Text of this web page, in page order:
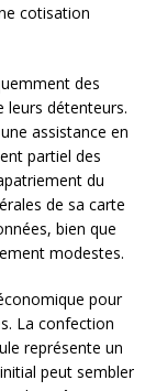
cotisation
des
leurs détenteurs.
assistance en
partiel des
du
de sa carte
bien que
modestes.
pour
La confection
représente un
peut sembler